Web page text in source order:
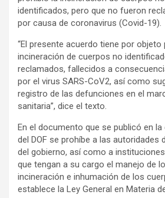
identificados, pero que no fueron
por causa de coronavirus (Covid-19).
“El presente acuerdo tiene por objeto
incineración de cuerpos no
reclamados, fallecidos a
por el virus SARS-CoV2, así como
registro de las defunciones en el
sanitaria”, dice el texto.
En el documento que se publicó en
del DOF se prohíbe a las autoridades
del gobierno, así como a
que tengan a su cargo el manejo de
incineración e inhumación de los
establece la Ley General en Materia